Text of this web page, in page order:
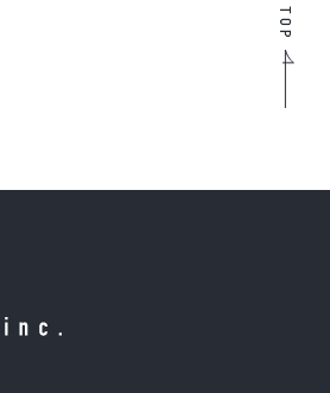
TOP